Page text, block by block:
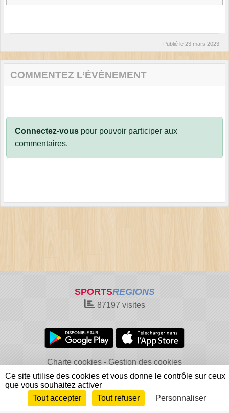
Publié le 23 mars 2023
COMMENTEZ L’ÉVÈNEMENT
Connectez-vous pour pouvoir participer aux
commentaires.
SPORTSREGIONS
87197 visites
Charte cookies
Gestion des cookies
Informations légales
Signaler un contenu inapproprié
Envie de participer ? Connexion
Ce site utilise des cookies et vous donne le contrôle sur ceux
que vous souhaitez activer
Tout accepter
Tout refuser Personnaliser